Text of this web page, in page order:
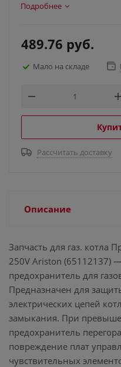
Подробнее
489.76 руб.
Мало на складе
Рассчитать доставку
Описание
Запчасть для газ. котла
250V Ariston (65112137)
предохранитель для
Предназначен для
электрических цепей
замыкания. При
предохранитель
повреждение плат
чувствительных